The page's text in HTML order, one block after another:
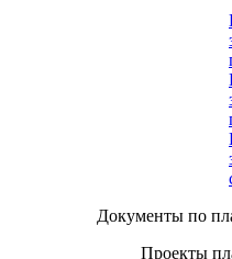
Документы по
Проекты